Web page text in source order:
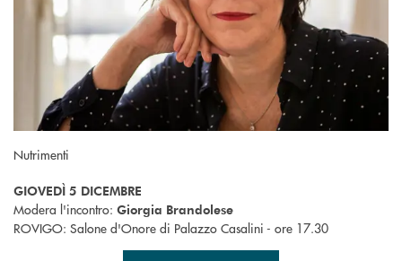
Nutrimenti
GIOVEDÌ 5 DICEMBRE
Modera l'incontro: Giorgia Brandolese
ROVIGO: Salone d'Onore di Palazzo Casalini - ore 17.30